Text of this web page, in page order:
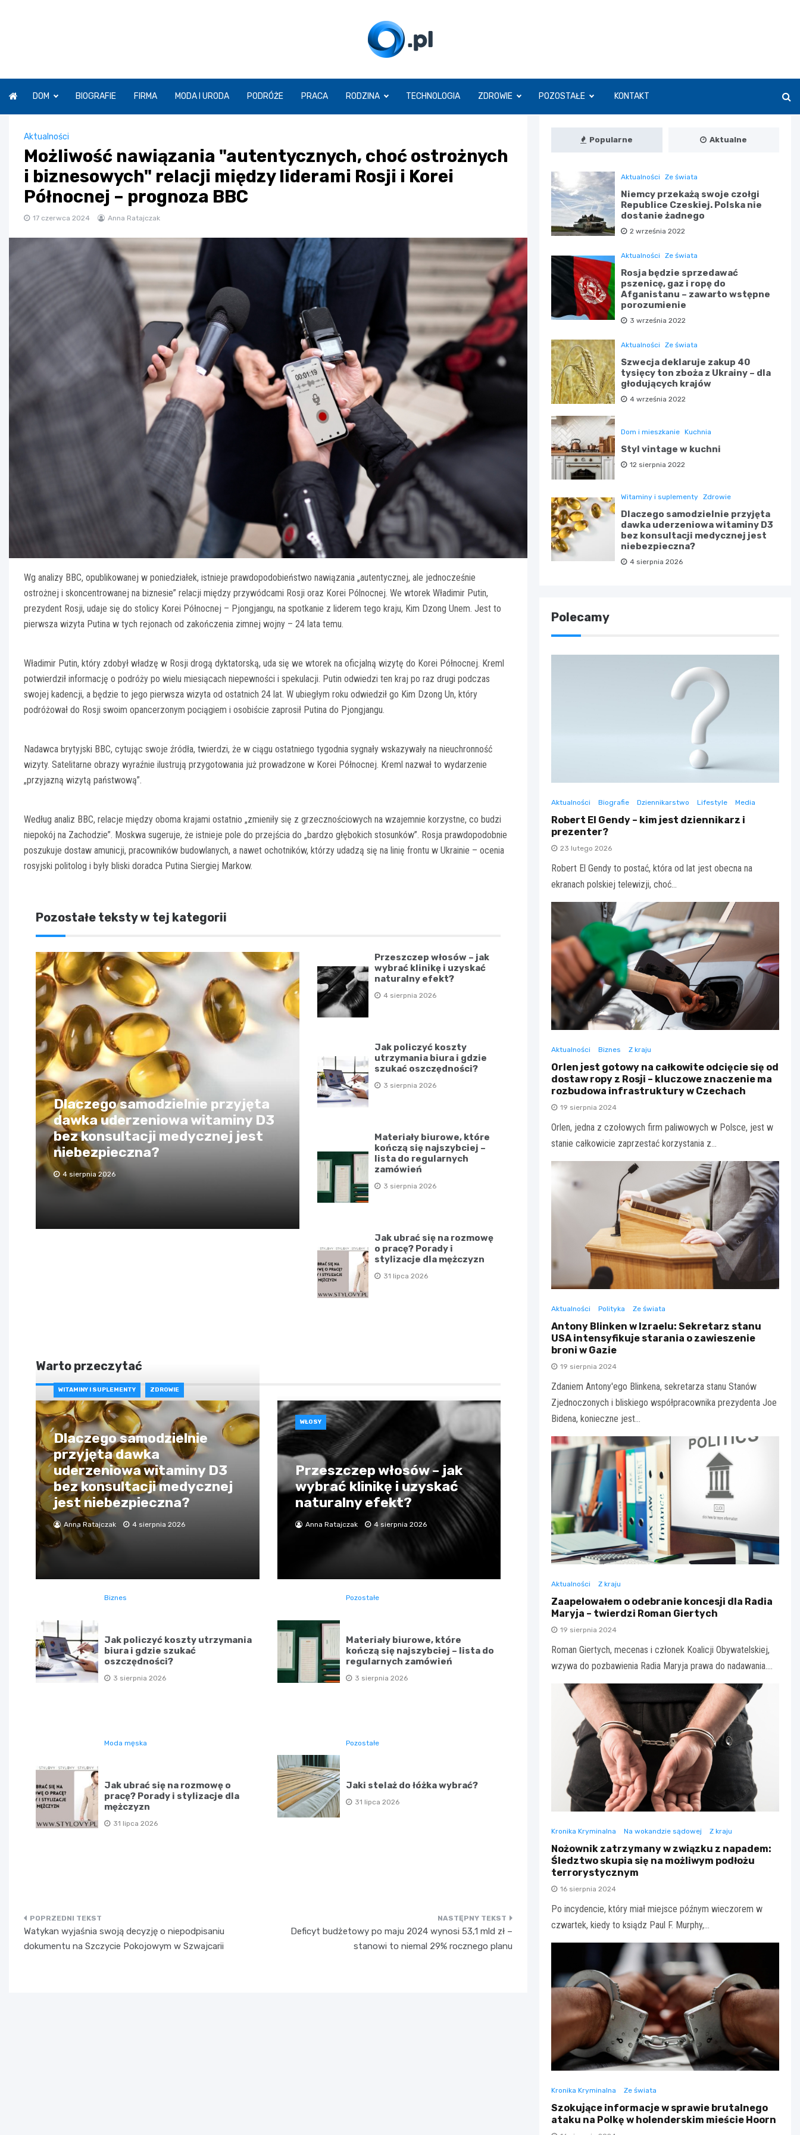
O.pl
DOM BIOGRAFIE FIRMA MODA I URODA PODRÓŻE PRACA RODZINA TECHNOLOGIA ZDROWIE POZOSTAŁE KONTAKT
Aktualności
Możliwość nawiązania "autentycznych, choć ostrożnych
i biznesowych" relacji między liderami Rosji i Korei
Północnej – prognoza BBC
17 czerwca 2024 Anna Ratajczak
Wg analizy BBC, opublikowanej w poniedziałek, istnieje prawdopodobieństwo nawiązania „autentycznej, ale jednocześnie
ostrożnej i skoncentrowanej na biznesie” relacji między przywódcami Rosji oraz Korei Pólnocnej. We wtorek Władimir Putin,
prezydent Rosji, udaje się do stolicy Korei Północnej – Pjongjangu, na spotkanie z liderem tego kraju, Kim Dzong Unem. Jest to
pierwsza wizyta Putina w tych rejonach od zakończenia zimnej wojny – 24 lata temu.
Władimir Putin, który zdobył władzę w Rosji drogą dyktatorską, uda się we wtorek na oficjalną wizytę do Korei Północnej. Kreml
potwierdził informację o podróży po wielu miesiącach niepewności i spekulacji. Putin odwiedzi ten kraj po raz drugi podczas
swojej kadencji, a będzie to jego pierwsza wizyta od ostatnich 24 lat. W ubiegłym roku odwiedził go Kim Dzong Un, który
podróżował do Rosji swoim opancerzonym pociągiem i osobiście zaprosił Putina do Pjongjangu.
Nadawca brytyjski BBC, cytując swoje źródła, twierdzi, że w ciągu ostatniego tygodnia sygnały wskazywały na nieuchronność
wizyty. Satelitarne obrazy wyraźnie ilustrują przygotowania już prowadzone w Korei Północnej. Kreml nazwał to wydarzenie
„przyjazną wizytą państwową”.
Według analiz BBC, relacje między oboma krajami ostatnio „zmieniły się z grzecznościowych na wzajemnie korzystne, co budzi
niepokój na Zachodzie”. Moskwa sugeruje, że istnieje pole do przejścia do „bardzo głębokich stosunków”. Rosja prawdopodobnie
poszukuje dostaw amunicji, pracowników budowlanych, a nawet ochotników, którzy udadzą się na linię frontu w Ukrainie – ocenia
rosyjski politolog i były bliski doradca Putina Siergiej Markow.
Pozostałe teksty w tej kategorii
Dlaczego samodzielnie przyjęta
dawka uderzeniowa witaminy D3
bez konsultacji medycznej jest
niebezpieczna?
4 sierpnia 2026
Przeszczep włosów – jak
wybrać klinikę i uzyskać
naturalny efekt?
4 sierpnia 2026
Jak policzyć koszty
utrzymania biura i gdzie
szukać oszczędności?
3 sierpnia 2026
Materiały biurowe, które
kończą się najszybciej –
lista do regularnych
zamówień
3 sierpnia 2026
Jak ubrać się na rozmowę
o pracę? Porady i
stylizacje dla mężczyzn
31 lipca 2026
Warto przeczytać
WITAMINY I SUPLEMENTY ZDROWIE
Dlaczego samodzielnie
przyjęta dawka
uderzeniowa witaminy D3
bez konsultacji medycznej
jest niebezpieczna?
Anna Ratajczak 4 sierpnia 2026
WŁOSY
Przeszczep włosów – jak
wybrać klinikę i uzyskać
naturalny efekt?
Anna Ratajczak 4 sierpnia 2026
Biznes
Jak policzyć koszty utrzymania
biura i gdzie szukać
oszczędności?
3 sierpnia 2026
Pozostałe
Materiały biurowe, które
kończą się najszybciej – lista do
regularnych zamówień
3 sierpnia 2026
Moda męska
Jak ubrać się na rozmowę o
pracę? Porady i stylizacje dla
mężczyzn
31 lipca 2026
Pozostałe
Jaki stelaż do łóżka wybrać?
31 lipca 2026
Nawigacja
wpisu
Watykan wyjaśnia swoją decyzję o niepodpisaniu
dokumentu na Szczycie Pokojowym w Szwajcarii
Deficyt budżetowy po maju 2024 wynosi 53,1 mld zł –
stanowi to niemal 29% rocznego planu
Popularne Aktualne
Aktualności Ze świata
Niemcy przekażą swoje czołgi
Republice Czeskiej. Polska nie
dostanie żadnego
2 września 2022
Aktualności Ze świata
Rosja będzie sprzedawać
pszenicę, gaz i ropę do
Afganistanu – zawarto wstępne
porozumienie
3 września 2022
Aktualności Ze świata
Szwecja deklaruje zakup 40
tysięcy ton zboża z Ukrainy – dla
głodujących krajów
4 września 2022
Dom i mieszkanie Kuchnia
Styl vintage w kuchni
12 sierpnia 2022
Witaminy i suplementy Zdrowie
Dlaczego samodzielnie przyjęta
dawka uderzeniowa witaminy D3
bez konsultacji medycznej jest
niebezpieczna?
4 sierpnia 2026
Polecamy
Aktualności Biografie Dziennikarstwo Lifestyle Media
Robert El Gendy – kim jest dziennikarz i
prezenter?
23 lutego 2026
Robert El Gendy to postać, która od lat jest obecna na
ekranach polskiej telewizji, choć…
Aktualności Biznes Z kraju
Orlen jest gotowy na całkowite odcięcie się od
dostaw ropy z Rosji – kluczowe znaczenie ma
rozbudowa infrastruktury w Czechach
19 sierpnia 2024
Orlen, jedna z czołowych firm paliwowych w Polsce, jest w
stanie całkowicie zaprzestać korzystania z…
Aktualności Polityka Ze świata
Antony Blinken w Izraelu: Sekretarz stanu
USA intensyfikuje starania o zawieszenie
broni w Gazie
19 sierpnia 2024
Zdaniem Antony'ego Blinkena, sekretarza stanu Stanów
Zjednoczonych i bliskiego współpracownika prezydenta Joe
Bidena, konieczne jest…
Aktualności Z kraju
Zaapelowałem o odebranie koncesji dla Radia
Maryja – twierdzi Roman Giertych
19 sierpnia 2024
Roman Giertych, mecenas i członek Koalicji Obywatelskiej,
wzywa do pozbawienia Radia Maryja prawa do nadawania.…
Kronika Kryminalna Na wokandzie sądowej Z kraju
Nożownik zatrzymany w związku z napadem:
Śledztwo skupia się na możliwym podłożu
terrorystycznym
16 sierpnia 2024
Po incydencie, który miał miejsce późnym wieczorem w
czwartek, kiedy to ksiądz Paul F. Murphy,…
Kronika Kryminalna Ze świata
Szokujące informacje w sprawie brutalnego
ataku na Polkę w holenderskim mieście Hoorn